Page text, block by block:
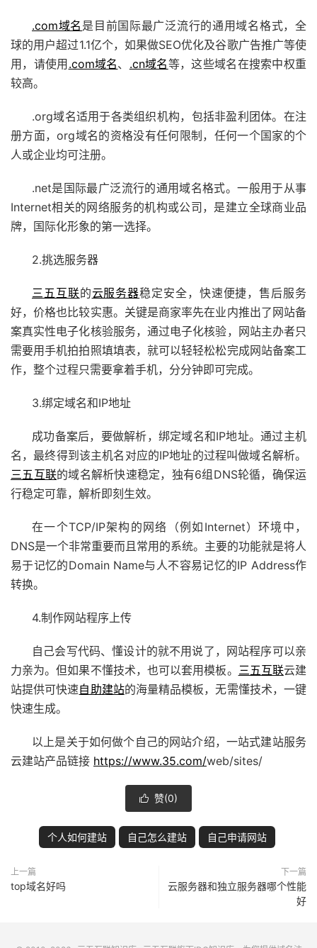
.com域名 是目前国际最广泛流行的通用域名格式，全
球的用户超过1.1亿个，如果做SEO优化及谷歌广告推广等使
用，请使用 .com域名、 .cn域名等，这些域名在搜索中权重
较高。
.org域名适用于各类组织机构，包括非盈利团体。在注
册方面，org域名的资格没有任何限制，任何一个国家的个
人或企业均可注册。
.net是国际最广泛流行的通用域名格式。一般用于从事
Internet相关的网络服务的机构或公司，是建立全球商业品
牌，国际化形象的第一选择。
2.挑选服务器
三五互联的云服务器稳定安全，快速便捷，售后服务
好，价格也比较实惠。关键是商家率先在业内推出了网站备
案真实性电子化核验服务，通过电子化核验，网站主办者只
需要用手机拍拍照填填表，就可以轻轻松松完成网站备案工
作，整个过程只需要拿着手机，分分钟即可完成。
3.绑定域名和IP地址
成功备案后，要做解析，绑定域名和IP地址。通过主机
名，最终得到该主机名对应的IP地址的过程叫做域名解析。
三五互联的域名解析快速稳定，独有6组DNS轮循，确保运
行稳定可靠，解析即刻生效。
在一个TCP/IP架构的网络（例如Internet）环境中，
DNS是一个非常重要而且常用的系统。主要的功能就是将人
易于记忆的Domain Name与人不容易记忆的IP Address作
转换。
4.制作网站程序上传
自己会写代码、懂设计的就不用说了，网站程序可以亲
力亲为。但如果不懂技术，也可以套用模板。 三五互联云建
站提供可快速自助建站的海量精品模板，无需懂技术，一键
快速生成。
以上是关于如何做个自己的网站介绍，一站式建站服务
云建站产品链接 https://www.35.com/web/sites/
 赞(0)
个人如何建站 自己怎么建站 自己申请网站
上一篇
top域名好吗
下一篇
云服务器和独立服务器哪个性能
好